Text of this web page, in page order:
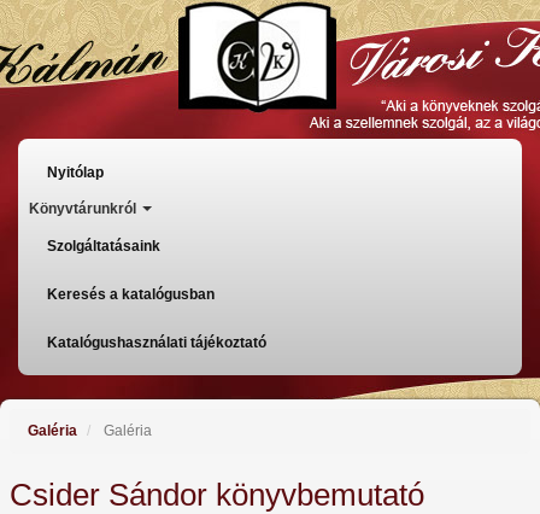
Skip
to
main
content
Főmenü
Nyitólap
Könyvtárunkról
Szolgáltatásaink
Keresés a katalógusban
Katalógushasználati tájékoztató
Galéria Galéria
Csider Sándor könyvbemutató